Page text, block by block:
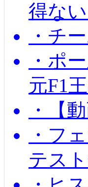
得ない
・チ
・ポ
元F1
・【
・フ
テス